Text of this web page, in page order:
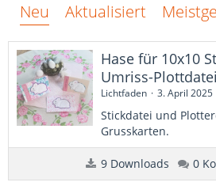
Neu Aktualisiert
Hase für 10x10
Umriss-Plottdatei
Lichtfaden 3. April 2025
Stickdatei und
Grusskarten.
9 Downloads 0